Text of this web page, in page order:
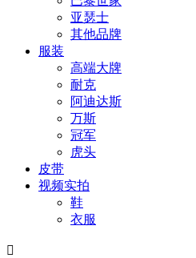
亚瑟士
其他品牌
服装
高端大牌
耐克
阿迪达斯
万斯
冠军
虎头
皮带
视频实拍
鞋
衣服
